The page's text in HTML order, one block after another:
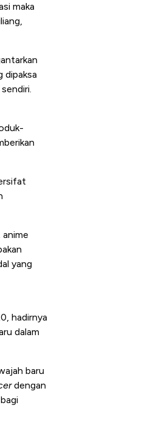
maka
dipaksa
yang
hadirnya
dalam
baru
dengan